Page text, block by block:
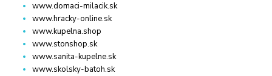
www.domaci-milacik.sk
www.hracky-online.sk
www.kupelna.shop
www.stonshop.sk
www.sanita-kupelne.sk
www.skolsky-batoh.sk